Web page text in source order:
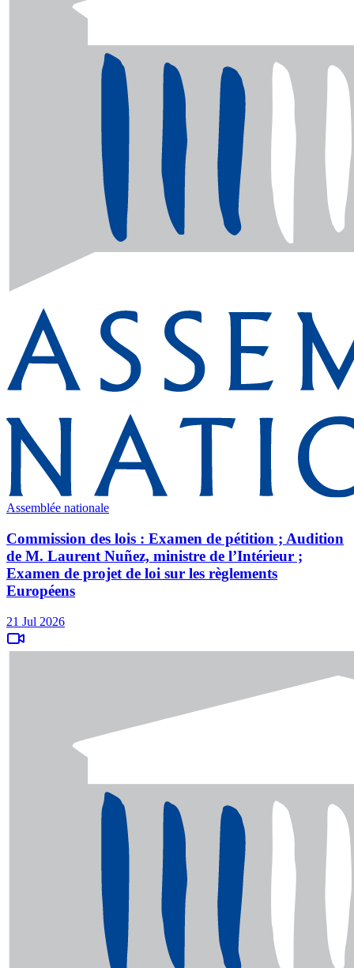
Assemblée nationale
Commission des lois : Examen de pétition ; Audition
de M. Laurent Nuñez, ministre de l’Intérieur ;
Examen de projet de loi sur les règlements
Européens
21 Jul 2026